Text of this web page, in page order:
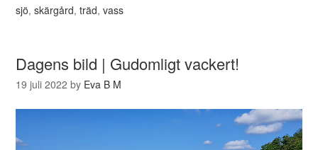
sjö,skärgård,träd,vass
Dagens bild | Gudomligt vackert!
19 juli 2022 by Eva B M